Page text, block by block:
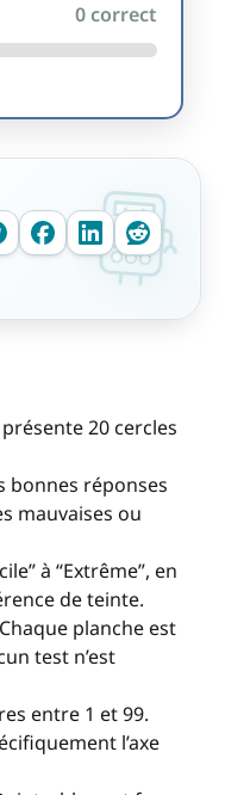
0 correct
20 cercles
bonnes réponses
mauvaises ou
à “Extrême”, en
de teinte.
Chaque planche est
test n’est
entre 1 et 99.
l’axe